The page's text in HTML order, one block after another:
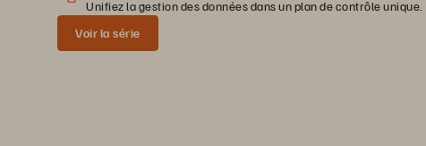
Unifiez la gestion des données dans un plan de contrôle unique.
Voir la série